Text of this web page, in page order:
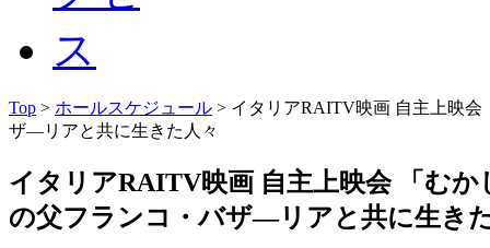
Top > ホールスケジュール > イタリアRAITV映画 自主上映会
ザ―リアと共に生きた人々
イタリアRAITV映画 自主上映会 「む
の父フランコ・バザ―リアと共に生き